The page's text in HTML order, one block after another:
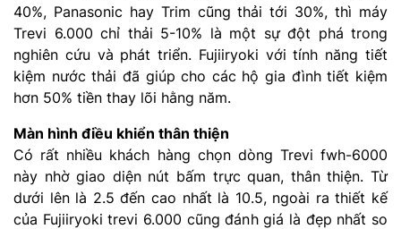
40%, Panasonic hay Trim cũng thải tới 30%, thì máy
Trevi 6.000 chỉ thải 5-10% là một sự đột phá trong
nghiên cứu và phát triển. Fujiiryoki với tính năng tiết
kiệm nước thải đã giúp cho các hộ gia đình tiết kiệm
hơn 50% tiền thay lõi hằng năm.
Màn hình điều khiển thân thiện
Có rất nhiều khách hàng chọn dòng Trevi fwh-6000
này nhờ giao diện nút bấm trực quan, thân thiện. Từ
dưới lên là 2.5 đến cao nhất là 10.5, ngoài ra thiết kế
của Fujiiryoki trevi 6.000 cũng đánh giá là đẹp nhất so